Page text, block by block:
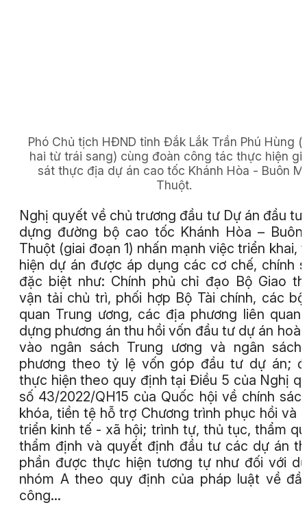
Phó Chủ tịch HĐND tỉnh Đắk Lắk Trần Phú Hùng
hai từ trái sang) cùng đoàn công tác thực hiện
sát thực địa dự án cao tốc Khánh Hòa - Buôn
Thuột.
Nghị quyết về chủ trương đầu tư Dự án đầu tư
dựng đường bộ cao tốc Khánh Hòa –
Thuột (giai đoạn 1) nhấn mạnh việc triển khai,
hiện dự án được áp dụng các cơ chế, chính
đặc biệt như: Chính phủ chỉ đạo Bộ Giao
vận tải chủ trì, phối hợp Bộ Tài chính, các
quan Trung ương, các địa phương liên quan
dựng phương án thu hồi vốn đầu tư dự án
vào ngân sách Trung ương và ngân sách
phương theo tỷ lệ vốn góp đầu tư dự án;
thực hiện theo quy định tại Điều 5 của Nghị
số 43/2022/QH15 của Quốc hội về chính
khóa, tiền tệ hỗ trợ Chương trình phục hồi và
triển kinh tế - xã hội; trình tự, thủ tục, thẩm
thẩm định và quyết định đầu tư các dự án
phần được thực hiện tương tự như đối với
nhóm A theo quy định của pháp luật về
công…